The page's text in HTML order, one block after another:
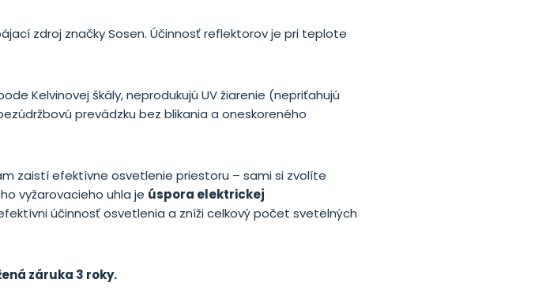
zdroj značky Sosen. Účinnosť reflektorov je pri teplote
Kelvinovej škály, neprodukujú UV žiarenie (nepriťahujú
prevádzku bez blikania a oneskoreného
zaistí efektívne osvetlenie priestoru – sami si zvolíte
vyžarovacieho uhla je úspora elektrickej
účinnosť osvetlenia a zníži celkový počet svetelných
záruka 3 roky.